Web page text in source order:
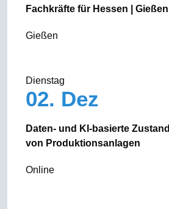
Fachkräfte für Hessen | Gießen
Gießen
Dienstag
02. Dez
Daten- und KI-basierte
von Produktionsanlagen
Online